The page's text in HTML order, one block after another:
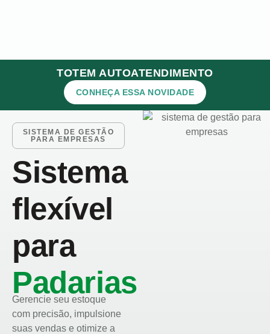
TOTEM AUTOATENDIMENTO
CONHEÇA ESSA NOVIDADE
SISTEMA DE GESTÃO
PARA EMPRESAS
Sistema
flexível
para
Padarias
Gerencie seu estoque
com precisão, impulsione
suas vendas e otimize a